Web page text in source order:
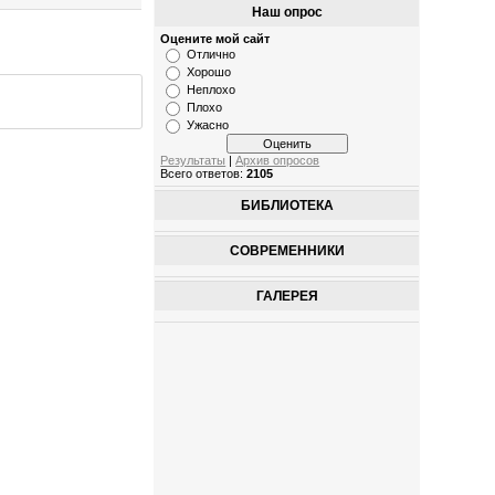
Наш опрос
Оцените мой сайт
Отлично
Хорошо
Неплохо
Плохо
Ужасно
Результаты |Архив опросов
Всего ответов:2105
БИБЛИОТЕКА
СОВРЕМЕННИКИ
ГАЛЕРЕЯ